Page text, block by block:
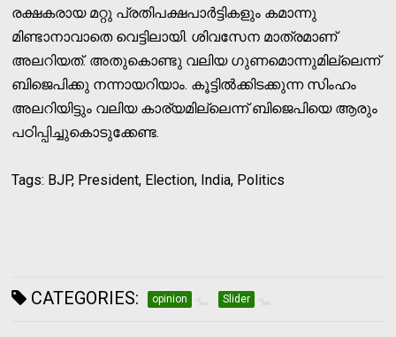
രക്ഷകരായ മറ്റു പ്രതിപക്ഷപാര്‍ട്ടികളും കമാന്നു
മിണ്ടാനാവാതെ വെട്ടിലായി. ശിവസേന മാത്രമാണ്
അലറിയത്. അതുകൊണ്ടു വലിയ ഗുണമൊന്നുമില്ലെന്ന്
ബിജെപിക്കു നന്നായറിയാം. കൂട്ടില്‍ക്കിടക്കുന്ന സിംഹം
അലറിയിട്ടും വലിയ കാര്യമില്ലെന്ന് ബിജെപിയെ ആരും
പഠിപ്പിച്ചുകൊടുക്കേണ്ട.
Tags: BJP, President, Election, India, Politics
CATEGORIES: opinion Slider